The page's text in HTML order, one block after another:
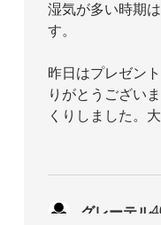
湿気が多い時期
す。
昨日はプレゼン
りがとうござい
くりしました。
グレーテル